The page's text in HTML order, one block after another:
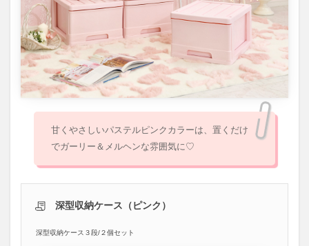
甘くやさしいパステルピンクカラーは、置くだけ
でガーリー＆メルヘンな雰囲気に♡
深型収納ケース（ピンク）
深型収納ケース３段/２個セット